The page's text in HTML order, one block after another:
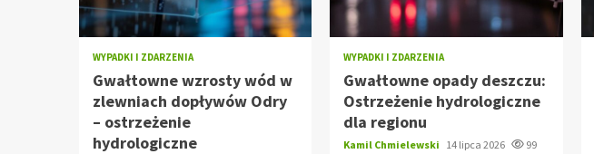
WYPADKI I ZDARZENIA
Gwałtowne wzrosty wód w
zlewniach dopływów Odry
– ostrzeżenie
hydrologiczne
WYPADKI I ZDARZENIA
Gwałtowne opady deszczu:
Ostrzeżenie hydrologiczne
dla regionu
Kamil Chmielewski 14 lipca 2026 99